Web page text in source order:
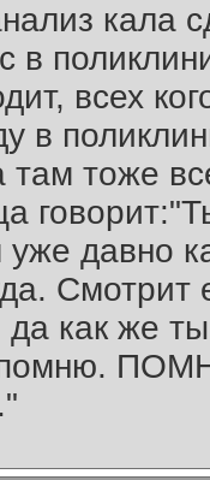
кала
в
всех
в
тоже
уже давно
Смотрит
как же ты
помню.